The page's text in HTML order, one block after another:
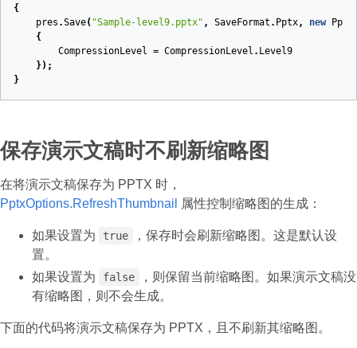
{
pres .Save( "Sample-level9.pptx" , SaveFormat . Pptx, new
{
CompressionLevel = CompressionLevel . Level9
});
}
保存演示文稿时不刷新缩略图
在将演示文稿保存为 PPTX 时，
PptxOptions.RefreshThumbnail
属性控制缩略图的生成：
如果设置为 true
，保存时会刷新缩略图。这是默认设
置。
如果设置为
false
，则保留当前缩略图。如果演示文稿没
有缩略图，则不会生成。
下面的代码将演示文稿保存为 PPTX，且不刷新其缩略图。